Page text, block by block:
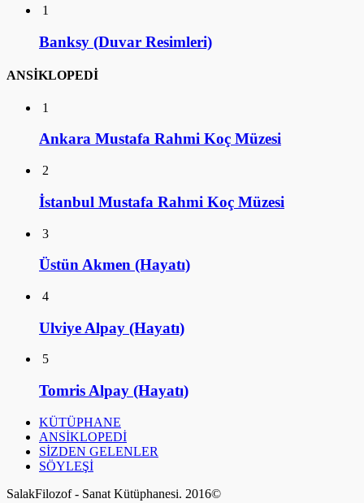
1
Banksy (Duvar Resimleri)
ANSİKLOPEDİ
1
Ankara Mustafa Rahmi Koç Müzesi
2
İstanbul Mustafa Rahmi Koç Müzesi
3
Üstün Akmen (Hayatı)
4
Ulviye Alpay (Hayatı)
5
Tomris Alpay (Hayatı)
KÜTÜPHANE
ANSİKLOPEDİ
SİZDEN GELENLER
SÖYLEŞİ
SalakFilozof - Sanat Kütüphanesi. 2016©